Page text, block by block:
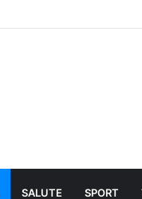
SALUTE SPORT